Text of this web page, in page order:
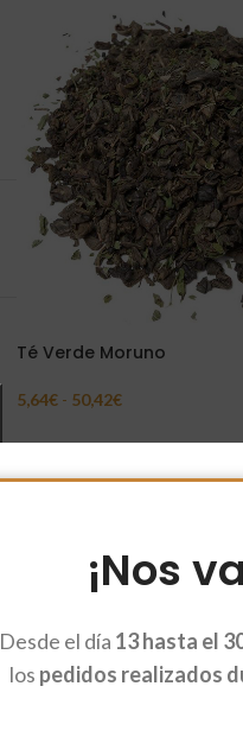
¡Nos
Desde el día 13 hasta el
los pedidos realizados
Té Verde Moruno
5,64€ - 50,42€